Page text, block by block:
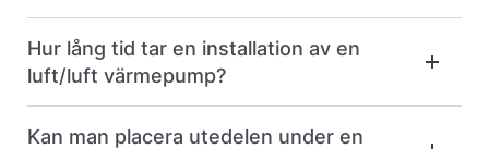
Hur lång tid tar en installation av en
luft/luft värmepump?
Kan man placera utedelen under en